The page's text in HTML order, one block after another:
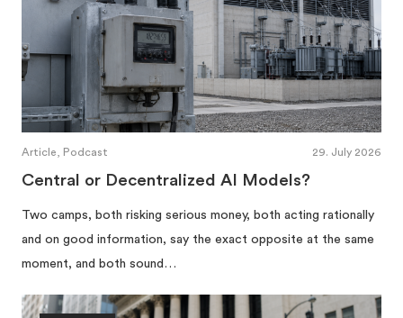
Article, Podcast 29. July 2026
Central or Decentralized AI Models?
Two camps, both risking serious money, both acting rationally
and on good information, say the exact opposite at the same
moment, and both sound…